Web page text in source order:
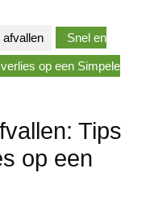
Snel en
op een Simpele
Tips
op een